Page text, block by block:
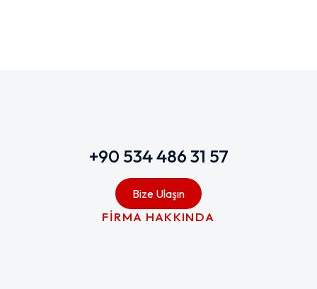
+90 534 486 31 57
Bize Ulaşın
FİRMA HAKKINDA